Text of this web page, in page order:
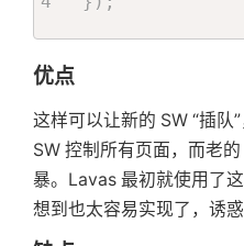
优点
这样可以让新的 SW “插队
SW 控制所有页面，而老的
暴。Lavas 最初就使用了
想到也太容易实现了，诱惑